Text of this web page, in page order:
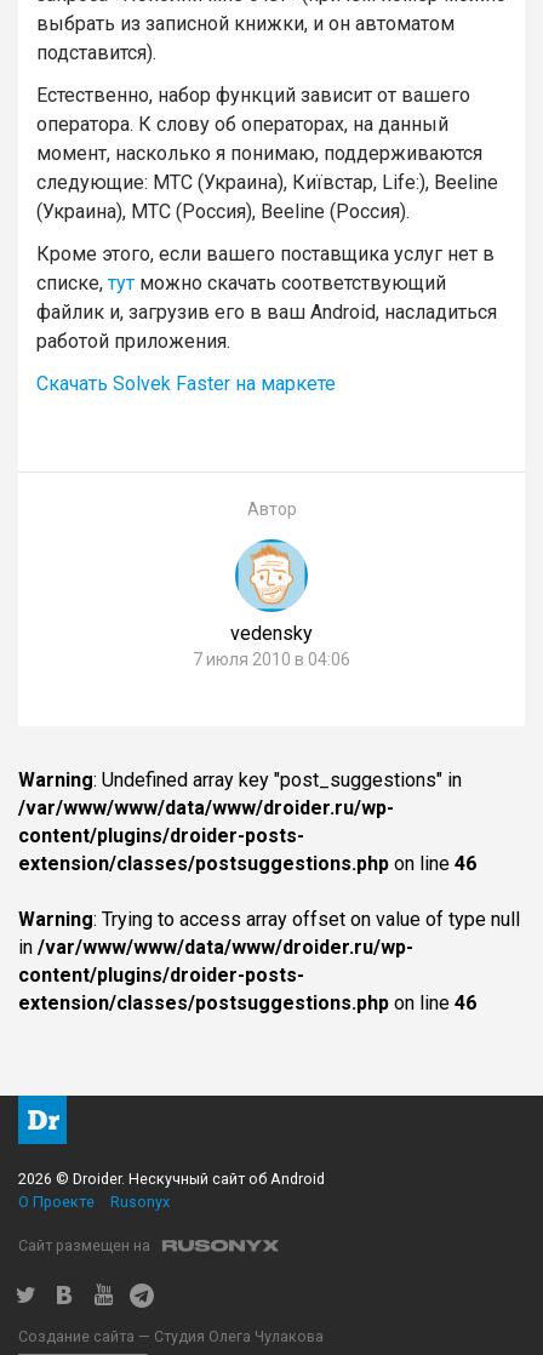
выбрать из записной книжки, и он автоматом
подставится).
Естественно, набор функций зависит от вашего
оператора. К слову об операторах, на данный
момент, насколько я понимаю, поддерживаются
следующие: МТС (Украина), Київстар, Life:), Beeline
(Украина), МТС (Россия), Beeline (Россия).
Кроме этого, если вашего поставщика услуг нет в
списке,тут можно скачать соответствующий
файлик и, загрузив его в ваш Android, насладиться
работой приложения.
Скачать Solvek Faster на маркете
Автор
vedensky
7 июля 2010 в 04:06
Warning: Undefined array key "post_suggestions" in
/var/www/www/data/www/droider.ru/wp-
content/plugins/droider-posts-
extension/classes/postsuggestions.php on line 46
Warning: Trying to access array offset on value of type null
in /var/www/www/data/www/droider.ru/wp-
content/plugins/droider-posts-
extension/classes/postsuggestions.php on line 46
2026 © Droider. Нескучный сайт об Android
О Проекте
Rusonyx
Сайт размещен на
Создание сайта — Студия Олега Чулакова